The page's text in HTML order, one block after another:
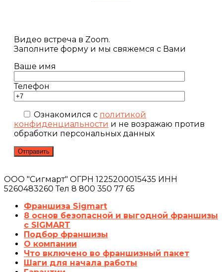
Видео встреча в Zoom.
Заполните форму и мы свяжемся с Вами
Ваше имя
Телефон
Ознакомился с политикой
конфиденциальности и не возражаю против
обработки персональных данных
ООО "Сигмарт" ОГРН 1225200015435 ИНН
5260483260 Тел 8 800 350 77 65
Франшиза Sigmart
8 основ безопасной и выгодной франшизы
с SIGMART
Подбор франшизы
О компании
Что включено во франшизный пакет
Шаги для начала работы